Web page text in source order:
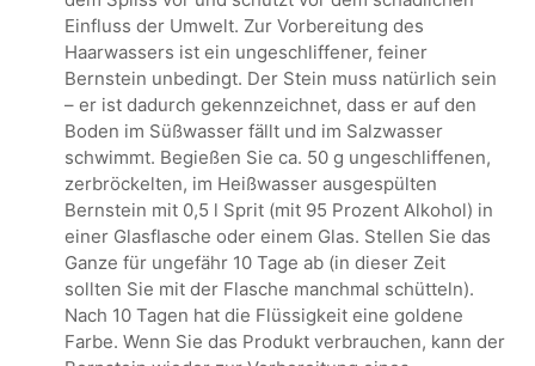
Einfluss der Umwelt. Zur Vorbereitung des
Haarwassers ist ein ungeschliffener, feiner
Bernstein unbedingt. Der Stein muss natürlich sein
– er ist dadurch gekennzeichnet, dass er auf den
Boden im Süßwasser fällt und im Salzwasser
schwimmt. Begießen Sie ca. 50 g ungeschliffenen,
zerbröckelten, im Heißwasser ausgespülten
Bernstein mit 0,5 l Sprit (mit 95 Prozent Alkohol) in
einer Glasflasche oder einem Glas. Stellen Sie das
Ganze für ungefähr 10 Tage ab (in dieser Zeit
sollten Sie mit der Flasche manchmal schütteln).
Nach 10 Tagen hat die Flüssigkeit eine goldene
Farbe. Wenn Sie das Produkt verbrauchen, kann der